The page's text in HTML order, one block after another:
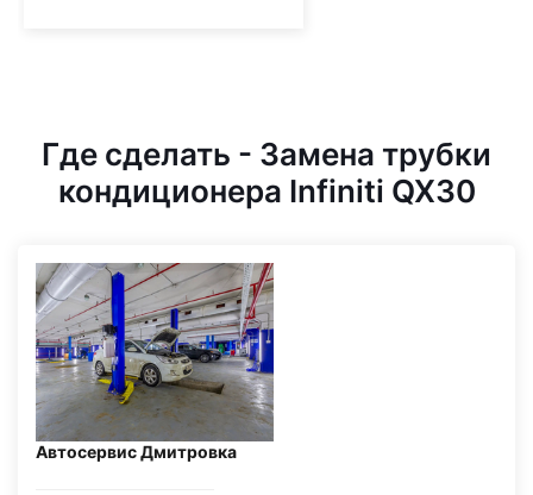
Где сделать - Замена трубки
кондиционера Infiniti QX30
Автосервис Дмитровка